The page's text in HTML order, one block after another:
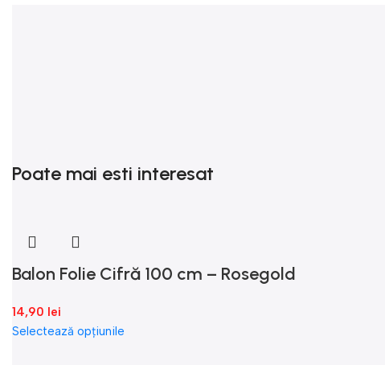
Poate mai esti interesat
Balon Folie Cifră 100 cm – Rosegold
14,90 lei
Selectează opțiunile